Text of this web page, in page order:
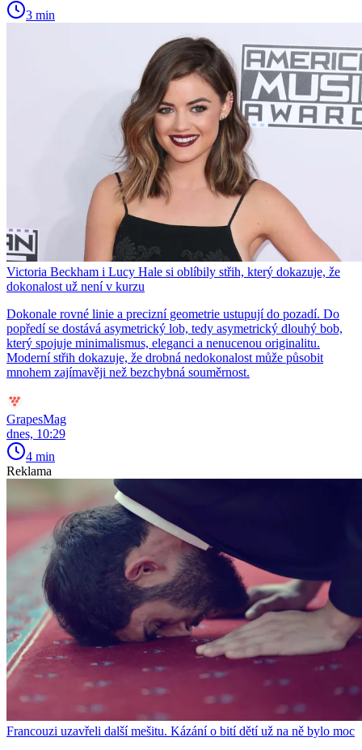
3 min
Victoria Beckham i Lucy Hale si oblíbily střih, který dokazuje, že
dokonalost už není v kurzu
Dokonale rovné linie a precizní geometrie ustupují do pozadí. Do
popředí se dostává asymetrický lob, tedy asymetrický dlouhý bob,
který spojuje minimalismus, eleganci a nenucenou originalitu.
Moderní střih dokazuje, že drobná nedokonalost může působit
mnohem zajímavěji než bezchybná souměrnost.
GrapesMag
dnes, 10:29
4 min
Reklama
Francouzi uzavřeli další mešitu. Kázání o bití dětí už na ně bylo moc